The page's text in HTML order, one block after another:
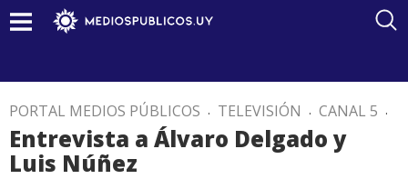
PORTAL MEDIOS PÚBLICOS . TELEVISIÓN . CANAL 5 .
Entrevista a Álvaro Delgado y
Luis Núñez